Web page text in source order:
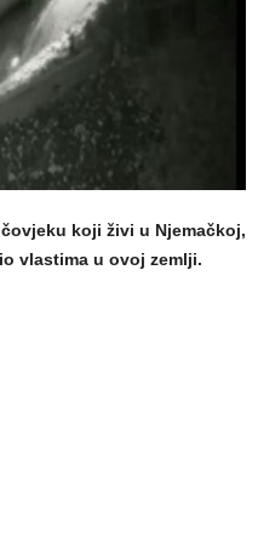
koji živi u Njemačkoj,
vlastima u ovoj zemlji.